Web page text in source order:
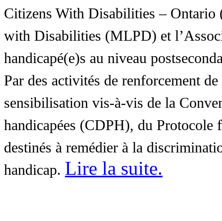
Citizens With Disabilities – Ontario
with Disabilities (MLPD) et
handicapé(e)s au niveau
Par des activités de renforcement
sensibilisation vis-à-vis de la
handicapées (CDPH), du Protocole
destinés à remédier à la
handicap. Lire la suite.